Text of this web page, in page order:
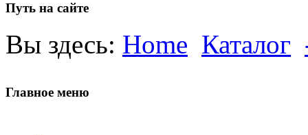
Путь на сайте
Вы здесь: Home Каталог
Главное меню